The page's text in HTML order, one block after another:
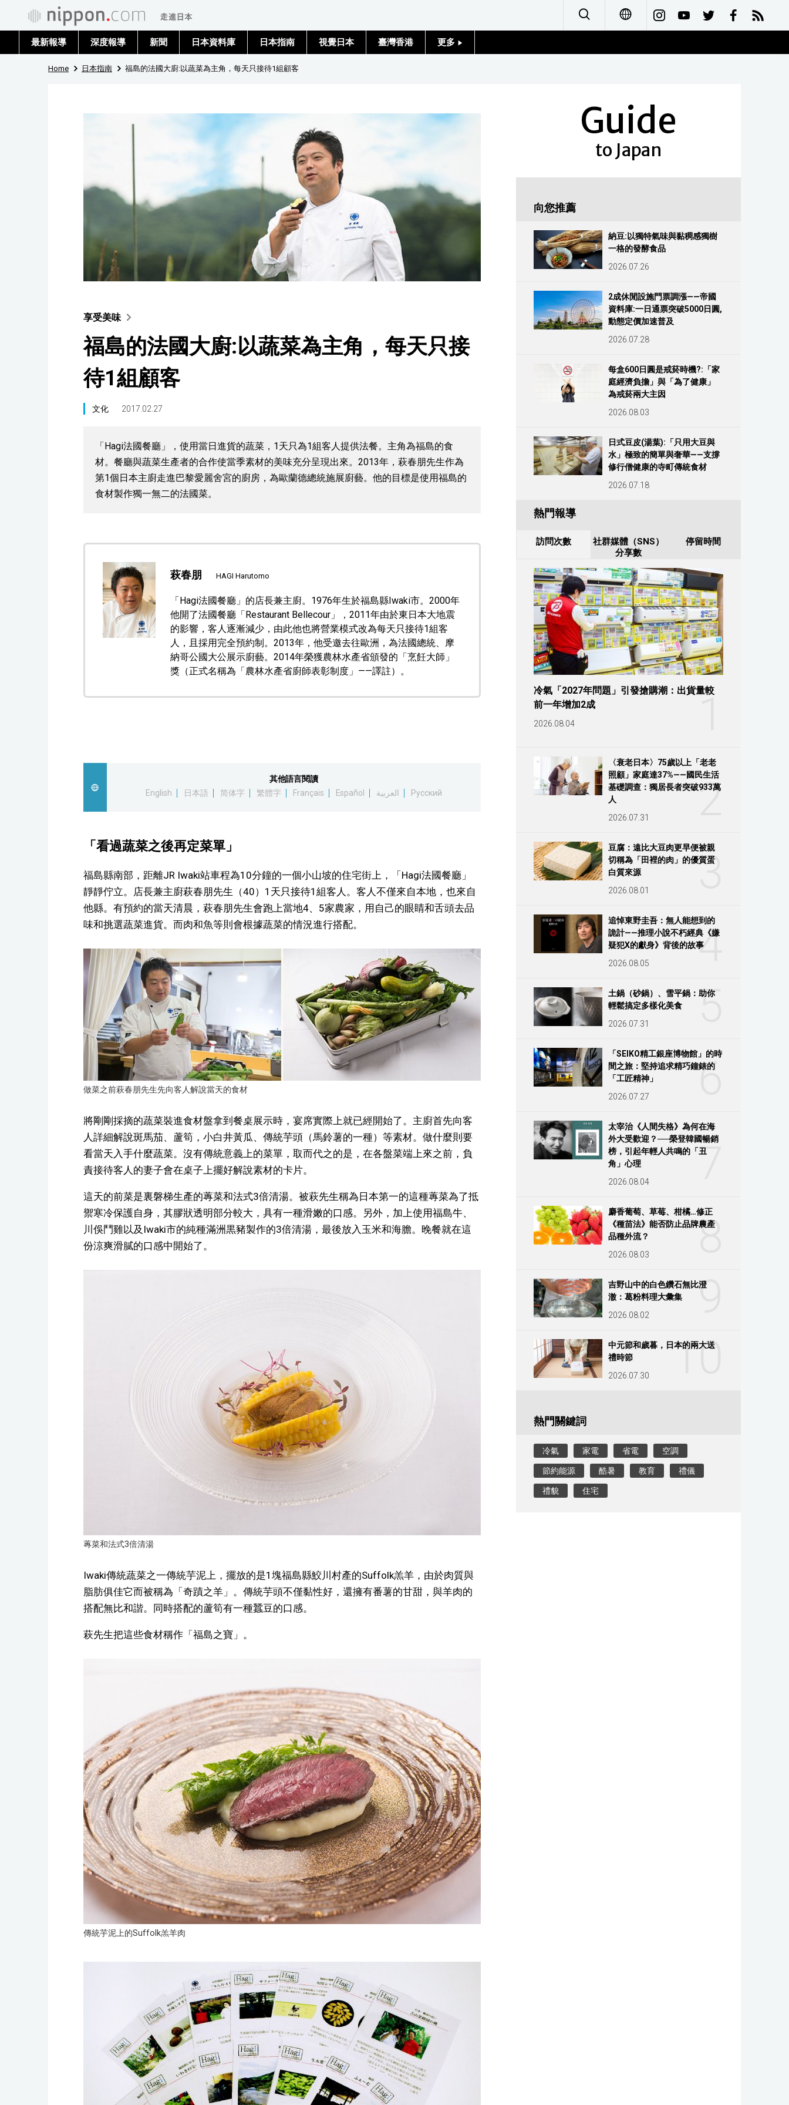
简体字
Français
最新報導 深度報導 新聞 日本資料庫 日本指南 視覺日本 臺灣香港 更多
財經
東京
Home 日本指南 福島的法國大廚:以蔬菜為主角，每天只接待1組顧客
享受美味
福島的法國大廚:以蔬菜為主角，每天只接
待1組顧客
文化 2017.02.27
「Hagi法國餐廳」，使用當日進貨的蔬菜，1天只為1組客人提供法餐。主角為福島的食
材。餐廳與蔬菜生產者的合作使當季素材的美味充分呈現出來。2013年，萩春朋先生作為
第1個日本主廚走進巴黎愛麗舍宮的廚房，為歐蘭德總統施展廚藝。他的目標是使用福島的
食材製作獨一無二的法國菜。
萩春朋 HAGI Harutomo
「Hagi法國餐廳」的店長兼主廚。1976年生於福島縣Iwaki市。2000年
他開了法國餐廳「Restaurant Bellecour」，2011年由於東日本大地震
的影響，客人逐漸減少，由此他也將營業模式改為每天只接待1組客
人，且採用完全預約制。2013年，他受邀去往歐洲，為法國總統、摩
納哥公國大公展示廚藝。2014年榮獲農林水產省頒發的「烹飪大師」
獎（正式名稱為「農林水產省廚師表彰制度」——譯註）。
其他語言閱讀
English
日本語 简体字 繁體字 Français Español العربية Русский
「看過蔬菜之後再定菜單」
福島縣南部，距離JR Iwaki站車程為10分鐘的一個小山坡的住宅街上，「Hagi法國餐廳」
靜靜佇立。店長兼主廚萩春朋先生（40）1天只接待1組客人。客人不僅來自本地，也來自
他縣。有預約的當天清晨，萩春朋先生會跑上當地4、5家農家，用自己的眼睛和舌頭去品
味和挑選蔬菜進貨。而肉和魚等則會根據蔬菜的情況進行搭配。
做菜之前萩春朋先生先向客人解說當天的食材
將剛剛採摘的蔬菜裝進食材盤拿到餐桌展示時，宴席實際上就已經開始了。主廚首先向客
人詳細解說斑馬茄、蘆筍，小白井黃瓜、傳統芋頭（馬鈴薯的一種）等素材。做什麼則要
看當天入手什麼蔬菜。沒有傳統意義上的菜單，取而代之的是，在各盤菜端上來之前，負
責接待客人的妻子會在桌子上擺好解說素材的卡片。
這天的前菜是裏磐梯生產的蓴菜和法式3倍清湯。被萩先生稱為日本第一的這種蓴菜為了抵
禦寒冷保護自身，其膠狀透明部分較大，具有一種滑嫩的口感。另外，加上使用福島牛、
川俁鬥雞以及Iwaki市的純種滿洲黒豬製作的3倍清湯，最後放入玉米和海膽。晚餐就在這
份涼爽滑膩的口感中開始了。
蓴菜和法式3倍清湯
Iwaki傳統蔬菜之一傳統芋泥上，擺放的是1塊福島縣鮫川村產的Suffolk羔羊，由於肉質與
脂肪俱佳它而被稱為「奇蹟之羊」。傳統芋頭不僅黏性好，還擁有番薯的甘甜，與羊肉的
搭配無比和諧。同時搭配的蘆筍有一種蠶豆的口感。
萩先生把這些食材稱作「福島之寶」。
傳統芋泥上的Suffolk羔羊肉
Guide
to Japan
向您推薦
納豆:以獨特氣味與黏稠感獨樹
一格的發酵食品
2026.07.26
2成休閒設施門票調漲——帝國
資料庫:一日通票突破5000日圓,
動態定價加速普及
2026.07.28
每盒600日圓是戒菸時機?:「家
庭經濟負擔」與「為了健康」
為戒菸兩大主因
2026.08.03
日式豆皮(湯葉):「只用大豆與
水」極致的簡單與奢華——支撐
修行僧健康的寺町傳統食材
2026.07.18
熱門報導
訪問次數
社群媒體（SNS）
分享數
停留時間
冷氣「2027年問題」引發搶購潮：出貨量較
前一年增加2成
2026.08.04
2
〈衰老日本〉75歲以上「老老
照顧」家庭達37%——國民生活
基礎調查：獨居長者突破933萬
人
2026.07.31
3
豆腐：遠比大豆肉更早便被親
切稱為「田裡的肉」的優質蛋
白質來源
2026.08.01
4
追悼東野圭吾：無人能想到的
詭計——推理小說不朽經典《嫌
疑犯X的獻身》背後的故事
2026.08.05
5
土鍋（砂鍋）、雪平鍋：助你
輕鬆搞定多樣化美食
2026.07.31
6
「SEIKO精工銀座博物館」的時
間之旅：堅持追求精巧鐘錶的
「工匠精神」
2026.07.27
7
太宰治《人間失格》為何在海
外大受歡迎？──榮登韓國暢銷
榜，引起年輕人共鳴的「丑
角」心理
2026.08.04
8
麝香葡萄、草莓、柑橘…修正
《種苗法》能否防止品牌農產
品種外流？
2026.08.03
9
吉野山中的白色鑽石無比澄
澈：葛粉料理大彙集
2026.08.02
10
中元節和歲暮，日本的兩大送
禮時節
2026.07.30
熱門關鍵詞
冷氣 家電 省電 空調
節約能源 酷暑 教育 禮儀
禮貌 住宅